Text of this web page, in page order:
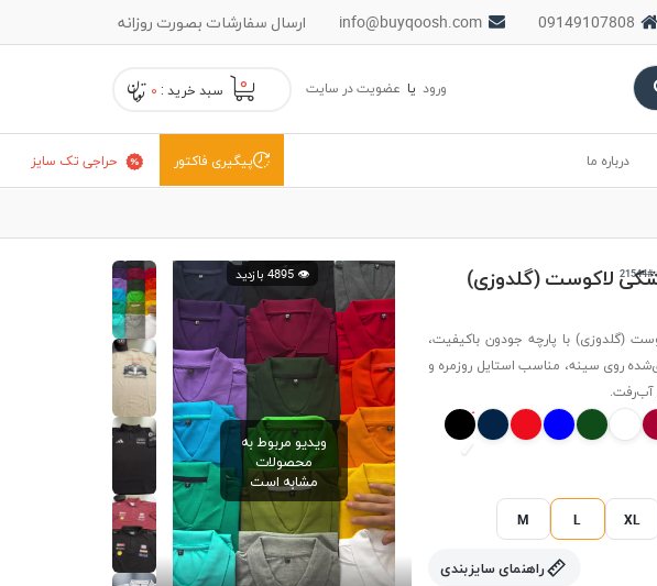
ارسال سفارشات بصورت روزانه info@buyqoosh.com 09149107808
۰ سبد خرید : ۰ ورود یا عضویت در سایت
حراجی تک سایز پیگیری فاکتور درباره ما
لاکوست (گلدوزی) #21544
(گلدوزی) با پارچه جودون باکیفیت،
روی سینه، مناسب استایل روزمره و
آب‌رفت.
M L XL
راهنمای سایزبندی
👁️ 4895 بازدید
ویدیو مربوط به
محصولات
مشابه است